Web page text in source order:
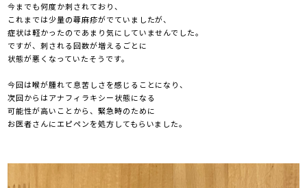
今までも何度か刺されており、
これまでは少量の蕁麻疹がでていましたが、
症状は軽かったのであまり気にしていませんでした。
ですが、刺される回数が増えるごとに
状態が悪くなっていたそうです。
今回は喉が腫れて息苦しさを感じることになり、
次回からはアナフィラキシー状態になる
可能性が高いことから、緊急時のために
お医者さんにエピペンを処方してもらいました。